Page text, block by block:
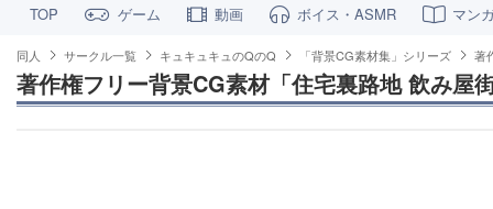
TOP ゲーム 動画 ボイス・ASMR マン
同人 サークル一覧 キュキュキュのQのQ 「背景CG素材集」シリーズ 著
著作権フリー背景CG素材「住宅裏路地 飲み屋